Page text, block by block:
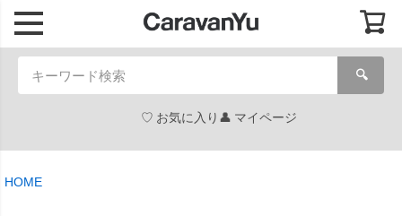
🔍
お気に入り マイページ
HOME